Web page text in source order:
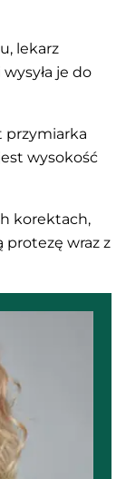
lekarz
je do
przymiarka
wysokość
korektach,
wraz z